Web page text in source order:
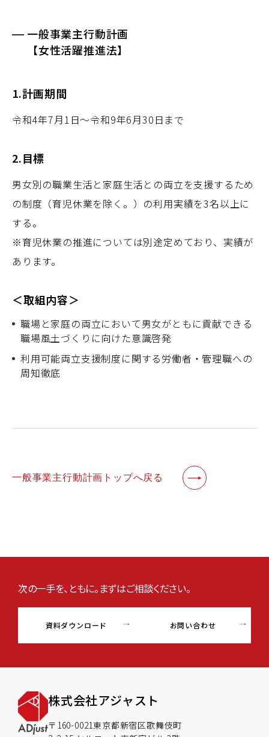
一般事業主行動計画
【女性活躍推進法】
1.計画期間
令和4年7月1日～令和9年6月30日まで
2.目標
男女別の職業生活と家庭生活との両立を支援するため
の制度（育児休業を除く。）の利用実績を3名以上に
する。
※育児休業の推進については別途定めており、実績が
あります。
＜取組内容＞
職場と家庭の両立において男女がともに貢献できる
職場風土づくりに向けた意識啓発
利用可能両立支援制度に関する労働者・管理職への
周知徹底
一般事業主行動計画トップへ戻る
次の一手を、ともに。まずはご相談ください。
資料ダウンロード お問い合わせ
株式会社アジャスト
〒160-0021東京都新宿区歌舞伎町